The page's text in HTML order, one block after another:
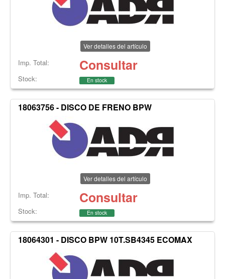
Ver detalles del artículo
Imp. Total: Consultar
Stock: En stock
18063756 - DISCO DE FRENO BPW
Ver detalles del artículo
Imp. Total: Consultar
Stock: En stock
18064301 - DISCO BPW 10T.SB4345 ECOMAX